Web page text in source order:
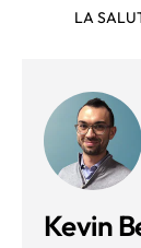
LA
Kevin